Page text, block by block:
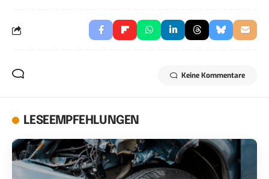
Keine Kommentare
LESEEMPFEHLUNGEN